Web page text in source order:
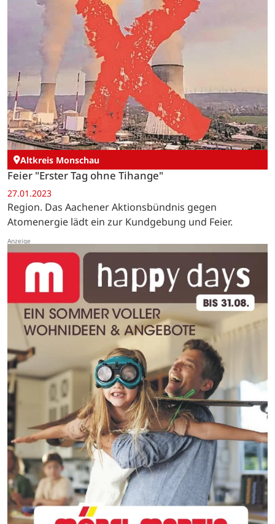
Altkreis Monschau
Feier "Erster Tag ohne Tihange"
27.01.2023
Region. Das Aachener Aktionsbündnis gegen
Atomenergie lädt ein zur Kundgebung und Feier.